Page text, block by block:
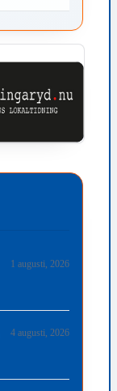
1 augusti, 2026
4 augusti, 2026